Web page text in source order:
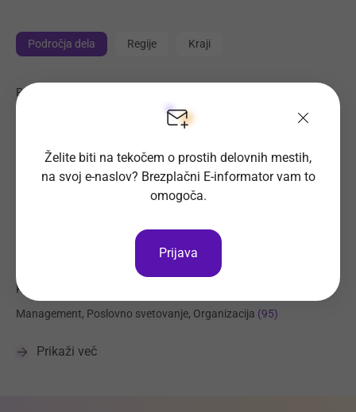
Področja dela Regije Kraji
Proizvodnja, Steklarstvo
(325)
Transport, Nabava, Logistika (204)
Strojništvo, Metalurgija, Rudarstvo (178)
Elektrotehnika, Elektronika, Telekomunikacije
Komerciala, Trženje
Management, Poslovno svetovanje, Organizacija (95)
Prikaži več
Želite biti na tekočem o prostih delovnih mestih,
na svoj e-naslov? Brezplačni E-informator vam to
omogoča.
Prijava